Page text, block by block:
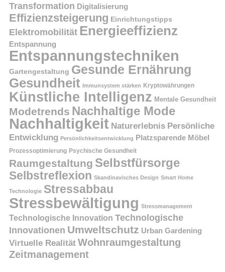
Transformation Digitalisierung
Effizienzsteigerung Einrichtungstipps
Elektromobilität Energieeffizienz
Entspannung
Entspannungstechniken
Gartengestaltung Gesunde Ernährung
Gesundheit Immunsystem stärken Kryptowährungen
Künstliche Intelligenz Mentale Gesundheit
Modetrends Nachhaltige Mode
Nachhaltigkeit Naturerlebnis Persönliche
Entwicklung Persönlichkeitsentwicklung Platzsparende Möbel
Prozessoptimierung Psychische Gesundheit
Raumgestaltung Selbstfürsorge
Selbstreflexion Skandinavisches Design Smart Home
Technologie Stressabbau
Stressbewältigung Stressmanagement
Technologische Innovation Technologische
Innovationen Umweltschutz Urban Gardening
Virtuelle Realität Wohnraumgestaltung
Zeitmanagement